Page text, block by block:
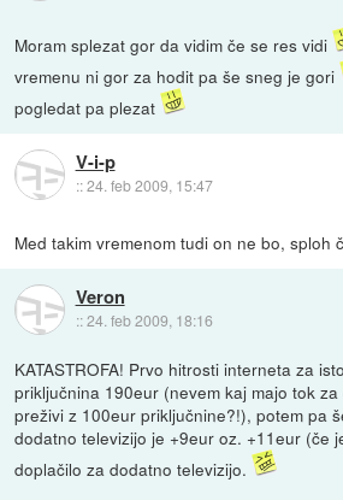
Moram splezat gor da vidim če se res vidi
vremenu ni gor za hodit pa še sneg je gori
pogledat pa plezat
V-i-p
::24. feb 2009, 15:47
Med takim vremenom tudi on ne bo, sploh
Veron
::24. feb 2009, 18:16
KATASTROFA! Prvo hitrosti interneta za
priključnina 190eur (nevem kaj majo tok
preživi z 100eur priključnine?!), potem pa
dodatno televizijo je +9eur oz. +11eur (če
doplačilo za dodatno televizijo.